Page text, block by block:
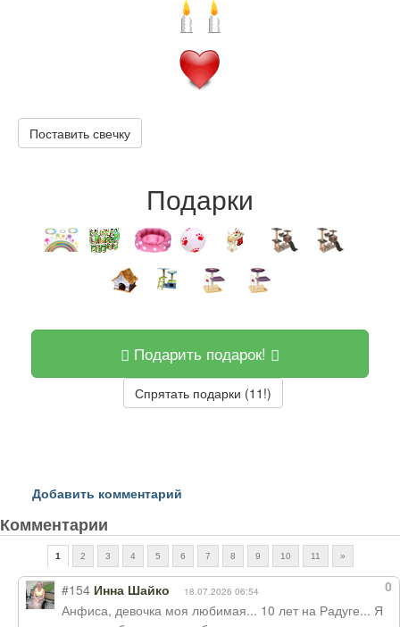
Поставить свечку
Подарки
Подарить подарок!
Спрятать подарки (11!)
Добавить комментарий
Комментарии
1 2 3 4 5 6 7 8 9 10 11 »
0
#154 Инна Шайко 18.07.2026 06:54
Анфиса, девочка моя любимая... 10 лет на Радуге... Я